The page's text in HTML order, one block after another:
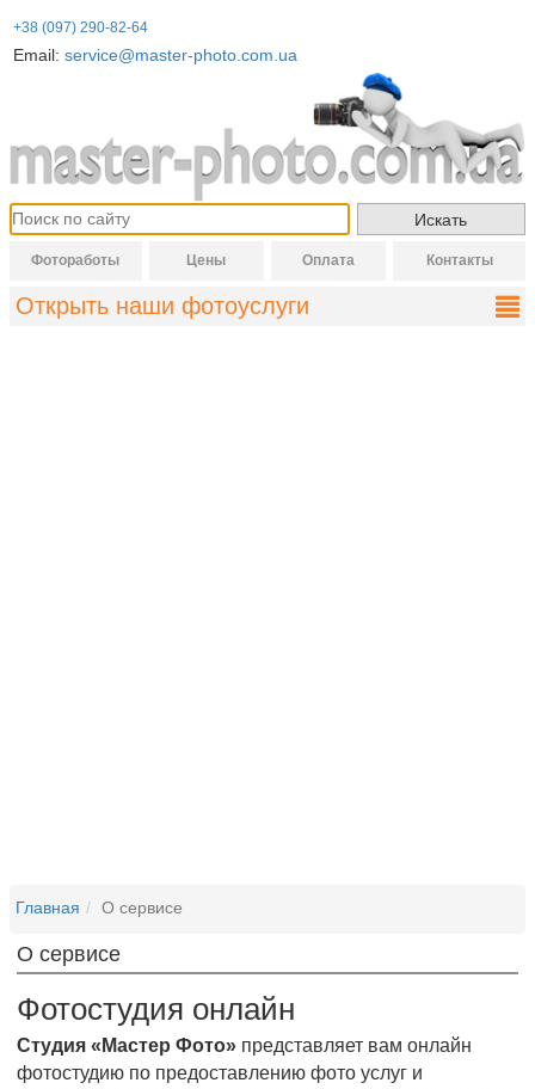
+38 (097) 290-82-64
Email: service@master-photo.com.ua
Фотоработы Цены Оплата Контакты
Открыть наши фотоуслуги
Главная О сервисе
О сервисе
Фотостудия онлайн
Студия «Мастер Фото» представляет вам онлайн
фотостудию по предоставлению фото услуг и